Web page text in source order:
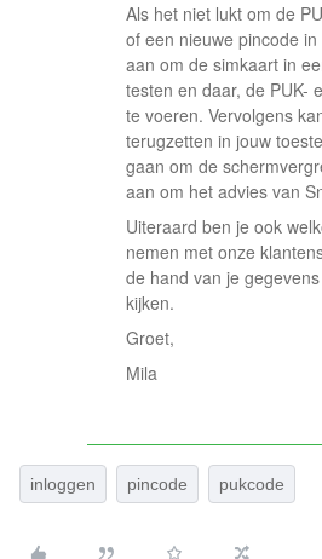
Als het niet lukt om de
of een nieuwe pincode
aan om de simkaart in
testen en daar, de PUK-
te voeren. Vervolgens
terugzetten in jouw
gaan om de
aan om het advies van
Uiteraard ben je ook
nemen met onze
de hand van je
kijken.
Groet,
Mila
inloggen pincode pukcode